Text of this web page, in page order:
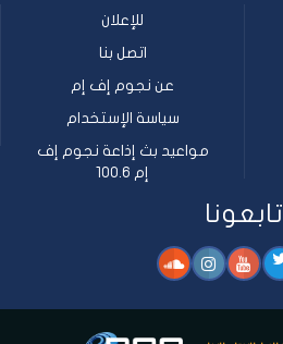
للإعلان
اتصل بنا
عن نجوم إف إم
سياسة الإستخدام
مواعيد بث إذاعة نجوم إف
إم 100.6
تابعونا